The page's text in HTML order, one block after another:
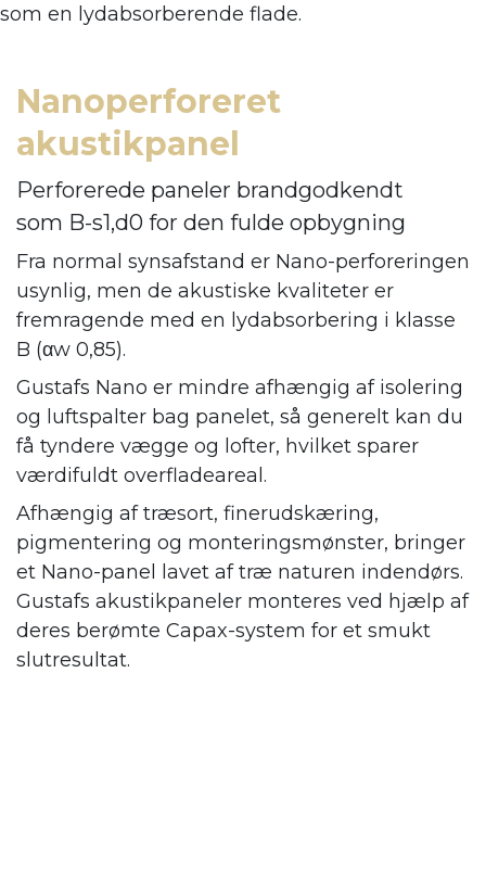
som en lydabsorberende flade.
Nanoperforeret
akustikpanel
Perforerede paneler brandgodkendt
som B-s1,d0 for den fulde opbygning
Fra normal synsafstand er Nano-perforeringen
usynlig, men de akustiske kvaliteter er
fremragende med en lydabsorbering i klasse
B (αw 0,85).
Gustafs Nano er mindre afhængig af isolering
og luftspalter bag panelet, så generelt kan du
få tyndere vægge og lofter, hvilket sparer
værdifuldt overfladeareal.
Afhængig af træsort, finerudskæring,
pigmentering og monteringsmønster, bringer
et Nano-panel lavet af træ naturen indendørs.
Gustafs akustikpaneler monteres ved hjælp af
deres berømte Capax-system for et smukt
slutresultat.